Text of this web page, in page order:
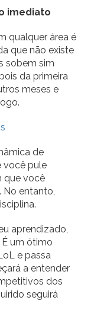
imediato
qualquer área é
que não existe
sobem sim
da primeira
meses e
de
você pule
que você
No entanto,
aprendizado,
um ótimo
e passa
a entender
dos
seguirá